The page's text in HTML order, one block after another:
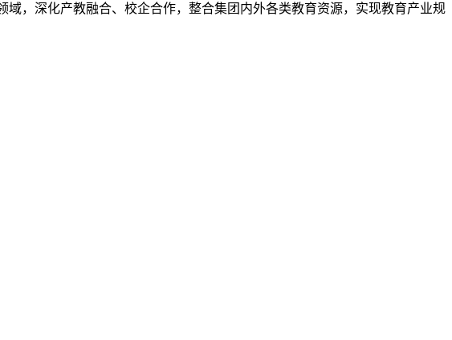
，深化产教融合、校企合作，整合集团内外各类教育资源，实现教育产业规